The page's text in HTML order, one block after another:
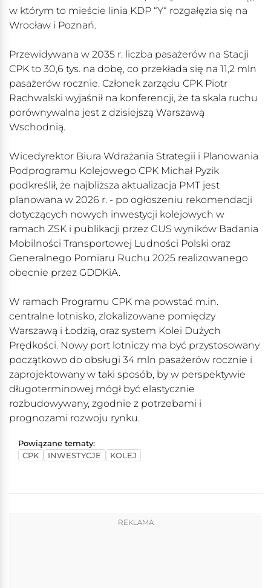
w którym to mieście linia KDP “Y“ rozgałęzia się na
Wrocław i Poznań.
Przewidywana w 2035 r. liczba pasażerów na Stacji
CPK to 30,6 tys. na dobę, co przekłada się na 11,2 mln
pasażerów rocznie. Członek zarządu CPK Piotr
Rachwalski wyjaśnił na konferencji, że ta skala ruchu
porównywalna jest z dzisiejszą Warszawą
Wschodnią.
Wicedyrektor Biura Wdrażania Strategii i Planowania
Podprogramu Kolejowego CPK Michał Pyzik
podkreślił, że najbliższa aktualizacja PMT jest
planowana w 2026 r. - po ogłoszeniu rekomendacji
dotyczących nowych inwestycji kolejowych w
ramach ZSK i publikacji przez GUS wyników Badania
Mobilności Transportowej Ludności Polski oraz
Generalnego Pomiaru Ruchu 2025 realizowanego
obecnie przez GDDKiA.
W ramach Programu CPK ma powstać m.in.
centralne lotnisko, zlokalizowane pomiędzy
Warszawą i Łodzią, oraz system Kolei Dużych
Prędkości. Nowy port lotniczy ma być przystosowany
początkowo do obsługi 34 mln pasażerów rocznie i
zaprojektowany w taki sposób, by w perspektywie
długoterminowej mógł być elastycznie
rozbudowywany, zgodnie z potrzebami i
prognozami rozwoju rynku.
Powiązane tematy:
CPK
INWESTYCJE KOLEJ
REKLAMA